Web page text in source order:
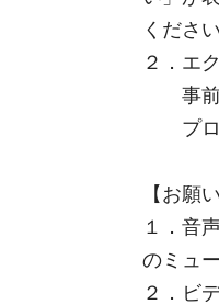
ください
２．エ
事前
プロ
【お願
１．音
のミュ
２．ビ